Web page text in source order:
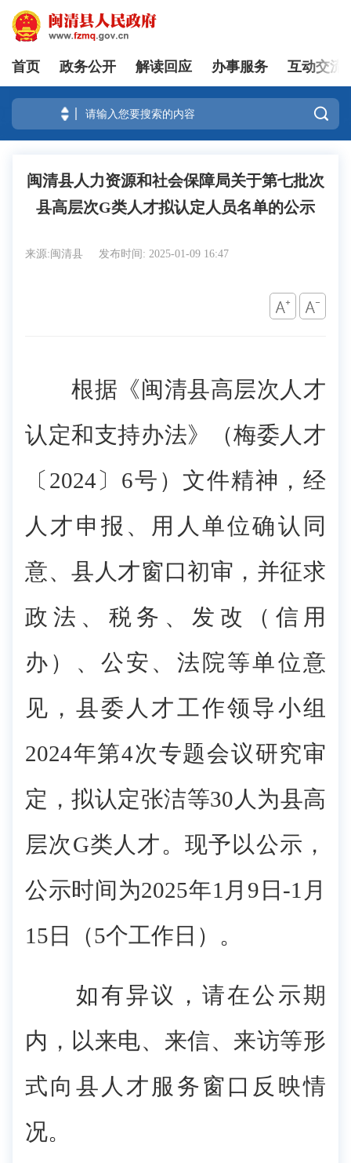
登录
首页 政务公开 解读回应 办事服务 互动交流

闽清县人力资源和社会保障局关于第七批次
县高层次G类人才拟认定人员名单的公示
来源:闽清县 发布时间: 2025-01-09 16:47
根据《闽清县高层次人才
认定和支持办法》（梅委人才
〔2024〕6号）文件精神，经
人才申报、用人单位确认同
意、县人才窗口初审，并征求
政法、税务、发改（信用
办）、公安、法院等单位意
见，县委人才工作领导小组
2024年第4次专题会议研究审
定，拟认定张洁等30人为县高
层次G类人才。现予以公示，
公示时间为2025年1月9日-1月
15日（5个工作日）。
如有异议，请在公示期
内，以来电、来信、来访等形
式向县人才服务窗口反映情
况。